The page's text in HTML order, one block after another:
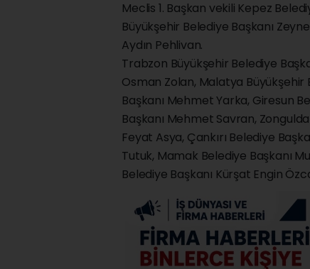
Meclis 1. Başkan vekili Kepez
Büyükşehir Belediye Başkanı
Aydın Pehlivan.
Trabzon Büyükşehir Belediye
Osman Zolan, Malatya Büyükşehir
Başkanı Mehmet Yarka, Giresun
Başkanı Mehmet Savran,
Feyat Asya, Çankırı Belediye
Tutuk, Mamak Belediye Başkanı
Belediye Başkanı Kürşat Engin